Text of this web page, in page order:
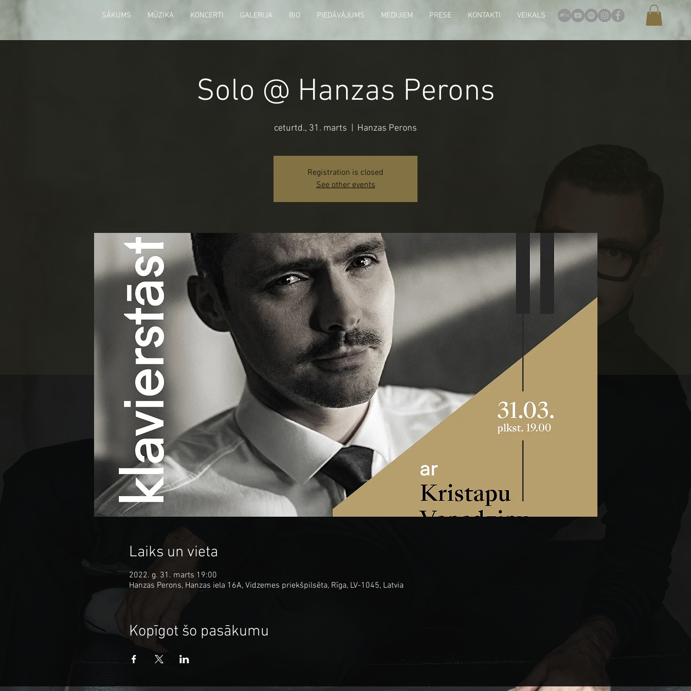
SĀKUMS MŪZIKA KONCERTI GALERIJA BIO PIEDĀVĀJUMS MEDIJIEM PRESE KONTAKTI VEIKALS
Solo @ Hanzas Perons
ceturtd., 31. marts Hanzas Perons
Registration is closed
See other events
Laiks un vieta
2022. g. 31. marts 19:00
Hanzas Perons, Hanzas iela 16A, Vidzemes priekšpilsēta, Rīga, LV-1045, Latvia
Kopīgot šo pasākumu